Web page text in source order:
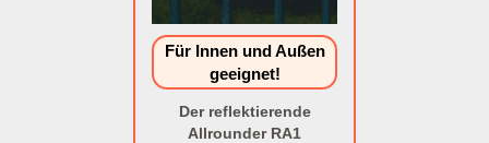
Für Innen und Außen
geeignet!
Der reflektierende
Allrounder RA1